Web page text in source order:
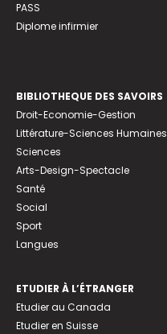
PASS
Diplome infirmier
BIBLIOTHEQUE DES SAVOIRS
Droit-Economie-Gestion
Littérature-Sciences Humaines
Sciences
Arts-Design-Spectacle
Santé
Social
Sport
Langues
ETUDIER À L’ÉTRANGER
Etudier au Canada
Etudier en Suisse